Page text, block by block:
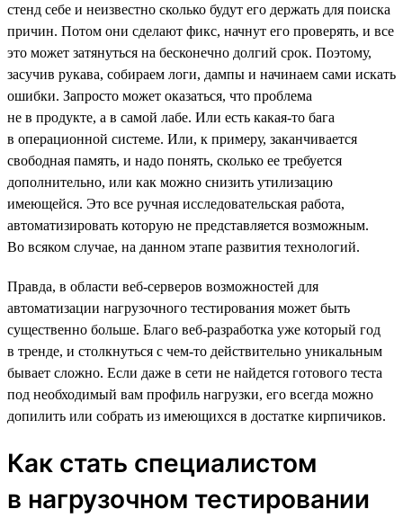
стенд себе и неизвестно сколько будут его держать для поиска
причин. Потом они сделают фикс, начнут его проверять, и все
это может затянуться на бесконечно долгий срок. Поэтому,
засучив рукава, собираем логи, дампы и начинаем сами искать
ошибки. Запросто может оказаться, что проблема
не в продукте, а в самой лабе. Или есть какая-то бага
в операционной системе. Или, к примеру, заканчивается
свободная память, и надо понять, сколько ее требуется
дополнительно, или как можно снизить утилизацию
имеющейся. Это все ручная исследовательская работа,
автоматизировать которую не представляется возможным.
Во всяком случае, на данном этапе развития технологий.
Правда, в области веб-серверов возможностей для
автоматизации нагрузочного тестирования может быть
существенно больше. Благо веб-разработка уже который год
в тренде, и столкнуться с чем-то действительно уникальным
бывает сложно. Если даже в сети не найдется готового теста
под необходимый вам профиль нагрузки, его всегда можно
допилить или собрать из имеющихся в достатке кирпичиков.
Как стать специалистом
в нагрузочном тестировании